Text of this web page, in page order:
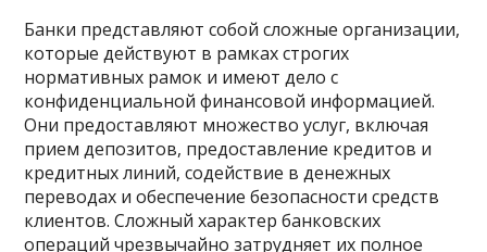
Банки представляют собой сложные организации,
которые действуют в рамках строгих
нормативных рамок и имеют дело с
конфиденциальной финансовой информацией.
Они предоставляют множество услуг, включая
прием депозитов, предоставление кредитов и
кредитных линий, содействие в денежных
переводах и обеспечение безопасности средств
клиентов. Сложный характер банковских
операций чрезвычайно затрудняет их полное